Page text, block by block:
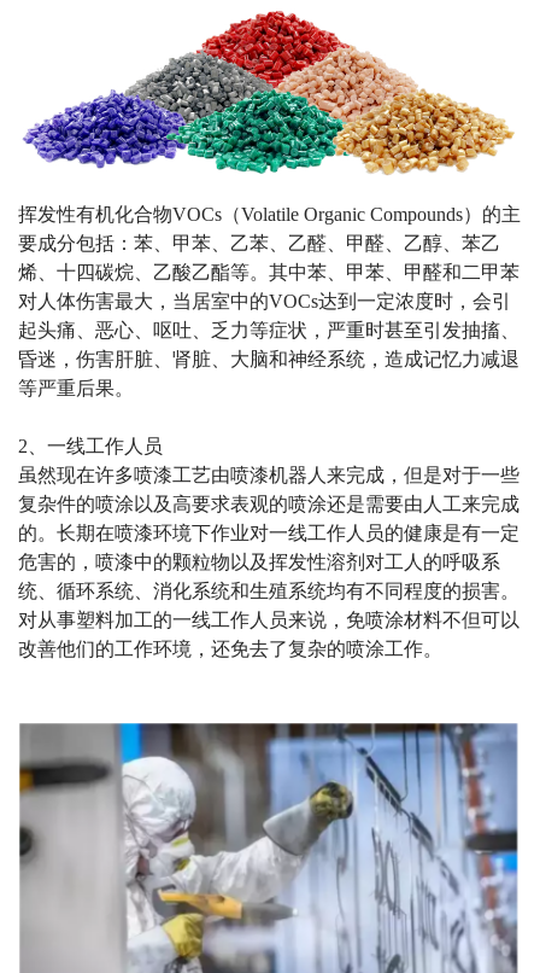
挥发性有机化合物VOCs （Volatile Organic Compounds）的主
要成分包括：苯、甲苯、乙苯、乙醛、甲醛、乙醇、苯乙
烯、十四碳烷、乙酸乙酯等。其中苯、甲苯、甲醛和二甲苯
对人体伤害最大，当居室中的VOCs达到一定浓度时，会引
起头痛、恶心、呕吐、乏力等症状，严重时甚至引发抽搐、
昏迷，伤害肝脏、肾脏、大脑和神经系统，造成记忆力减退
等严重后果。
2 、一线工作人员
虽然现在许多喷漆工艺由喷漆机器人来完成，但是对于一些
复杂件的喷涂以及高要求表观的喷涂还是需要由人工来完成
的。长期在喷漆环境下作业对一线工作人员的健康是有一定
危害的，喷漆中的颗粒物以及挥发性溶剂对工人的呼吸系
统、循环系统、消化系统和生殖系统均有不同程度的损害。
对从事塑料加工的一线工作人员来说，免喷涂材料不但可以
改善他们的工作环境，还免去了复杂的喷涂工作。